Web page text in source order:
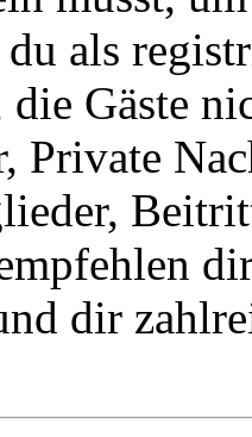
als
Gäste
Private
dir